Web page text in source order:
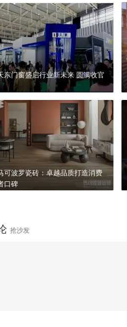
东门窗盛启行业新未来 圆满收官
可波罗瓷砖：卓越品质打造消费
口碑
抢沙发